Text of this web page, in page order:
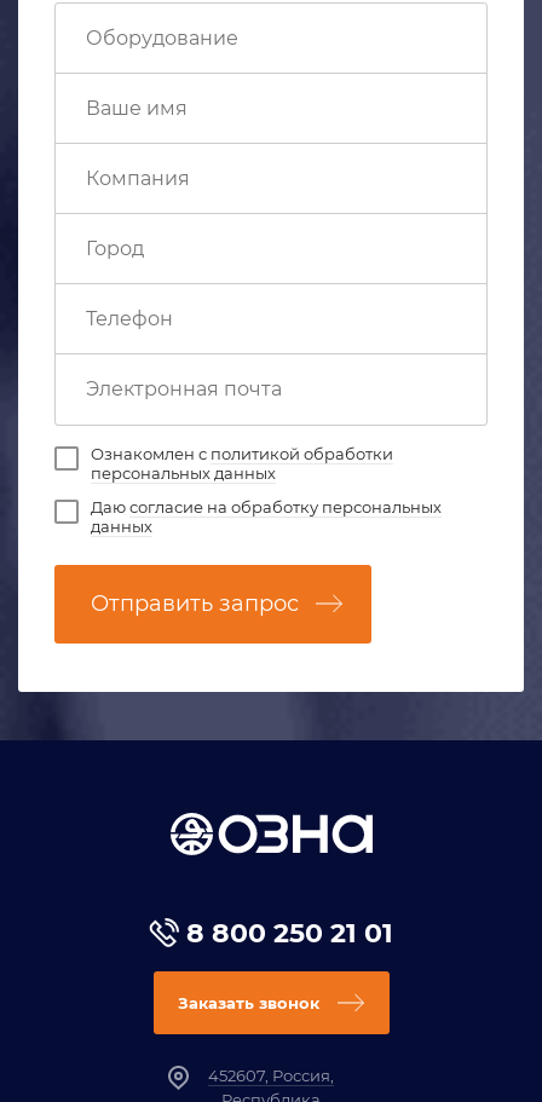
Ознакомлен с политикой обработки
персональных данных
Даюсогласие на обработку персональных
данных
Отправить запрос
8 800 250 21 01
Заказать звонок
452607, Россия,